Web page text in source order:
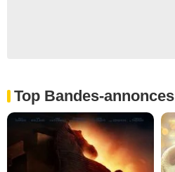
Top Bandes-annonces